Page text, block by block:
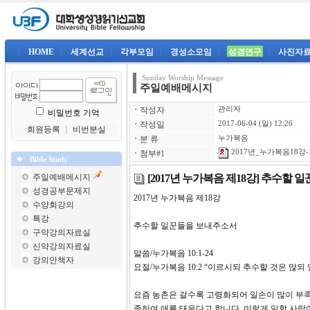
HOME 세계선교 각부모임 경성소모임 성경연구 사진자
비밀번호 기억
회원등록
비번분실
Bible Study
주일예배메시지
성경공부문제지
수양회강의
특강
구약강의자료실
신약강의자료실
강의안책자
Sunday Worship Message
주일예배메시지
ㆍ 작성자 관리자
ㆍ 작성일 2017-06-04 (일) 12:26
ㆍ 분 류 누가복음
ㆍ 첨부#1 2017년_누가복음18강
[2017년 누가복음 제18강] 추수할
2017년 누가복음 제18
추수할 일꾼들을 보내주소서
말씀/누가복음 10:1-24
요절/누가복음 10:2 “이르시되 추수할 것은 많
요즘 농촌은 갈수록 고령화되어 일손이 많이 부